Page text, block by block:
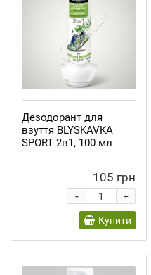
Дезодорант для
взуття BLYSKAVKA
SPORT 2в1, 100 мл
105 грн
+
-
Купити